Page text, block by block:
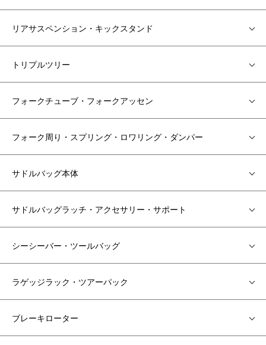
リアサスペンション・キックスタンド
トリプルツリー
フォークチューブ・フォークアッセン
フォーク周り・スプリング・ロワリング・ダンパー
サドルバッグ本体
サドルバッグラッチ・アクセサリー・サポート
シーシーバー・ツールバッグ
ラゲッジラック・ツアーパック
ブレーキローター